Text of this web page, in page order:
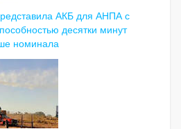
АКБ для АНПА с
десятки минут
номинала